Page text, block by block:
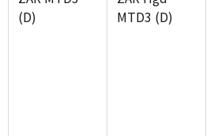
(D)
MTD3 (D)